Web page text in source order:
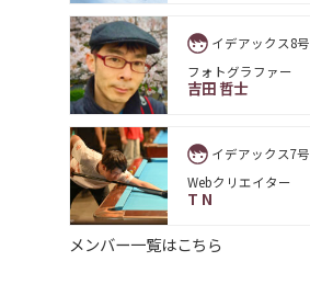
イデアックス8号
フォトグラファー
吉田 哲士
イデアックス7号
Webクリエイター
T N
メンバー一覧はこちら